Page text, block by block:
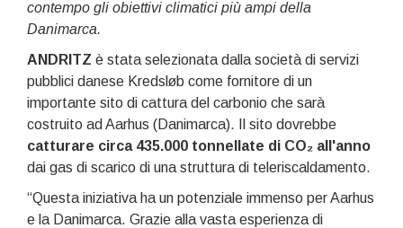
contempo gli obiettivi climatici più ampi della
Danimarca.
ANDRITZ è stata selezionata dalla società di servizi
pubblici danese Kredsløb come fornitore di un
importante sito di cattura del carbonio che sarà
costruito ad Aarhus (Danimarca). Il sito dovrebbe
catturare circa 435.000 tonnellate di CO₂ all'anno
dai gas di scarico di una struttura di teleriscaldamento.
“Questa iniziativa ha un potenziale immenso per Aarhus
e la Danimarca. Grazie alla vasta esperienza di